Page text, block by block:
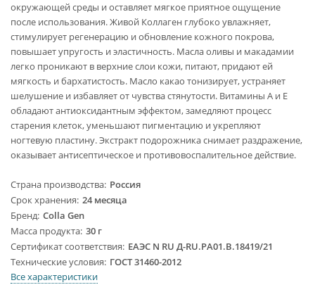
окружающей среды и оставляет мягкое приятное ощущение
после использования. Живой Коллаген глубоко увлажняет,
стимулирует регенерацию и обновление кожного покрова,
повышает упругость и эластичность. Масла оливы и макадамии
легко проникают в верхние слои кожи, питают, придают ей
мягкость и бархатистость. Масло какао тонизирует, устраняет
шелушение и избавляет от чувства стянутости. Витамины А и Е
обладают антиоксидантным эффектом, замедляют процесс
старения клеток, уменьшают пигментацию и укрепляют
ногтевую пластину. Экстракт подорожника снимает раздражение,
оказывает антисептическое и противовоспалительное действие.
Страна производства Россия
Срок хранения 24 месяца
Бренд Colla Gen
Масса продукта 30 г
Сертификат соответствия ЕАЭС N RU Д-RU.PA01.B.18419/21
Технические условия ГОСТ 31460-2012
Все характеристики